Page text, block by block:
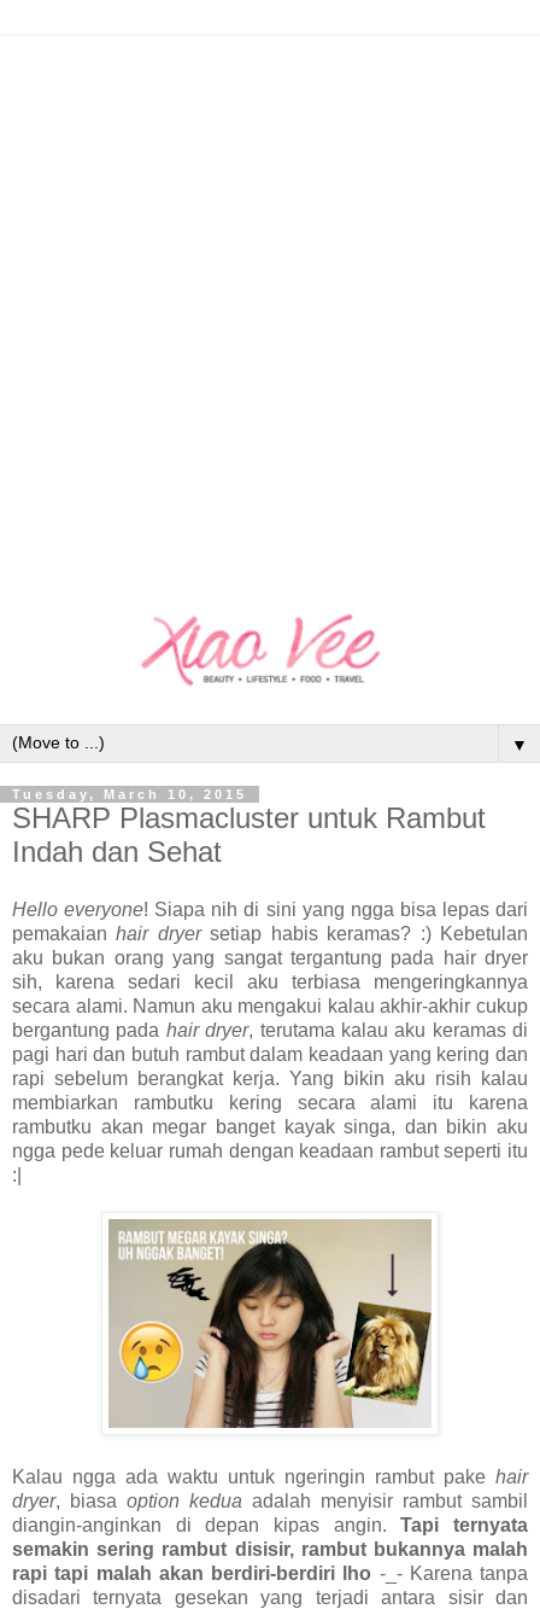
▼
Tuesday, March 10, 2015
SHARP Plasmacluster untuk Rambut
Indah dan Sehat
Hello everyone! Siapa nih di sini yang ngga bisa lepas dari
pemakaianhair dryersetiap habis keramas? :) Kebetulan
aku bukan orang yang sangat tergantung pada hair dryer
sih, karena sedari kecil aku terbiasa mengeringkannya
secara alami. Namun aku mengakui kalau akhir-akhir cukup
bergantung pada hair dryer, terutama kalau aku keramas di
pagi hari dan butuh rambut dalam keadaan yang kering dan
rapi sebelum berangkat kerja. Yang bikin aku risih kalau
membiarkan rambutku kering secara alami itu karena
rambutku akan megar banget kayak singa, dan bikin aku
ngga pede keluar rumah dengan keadaan rambut seperti itu
:|
Kalau ngga ada waktu untuk ngeringin rambut pake hair
dryer, biasa option kedua adalah menyisir rambut sambil
diangin-anginkan di depan kipas angin.Tapi ternyata
semakin sering rambut disisir, rambut bukannya malah
rapi tapi malah akan berdiri-berdiri lho -_- Karena tanpa
disadari ternyata gesekan yang terjadi antara sisir dan